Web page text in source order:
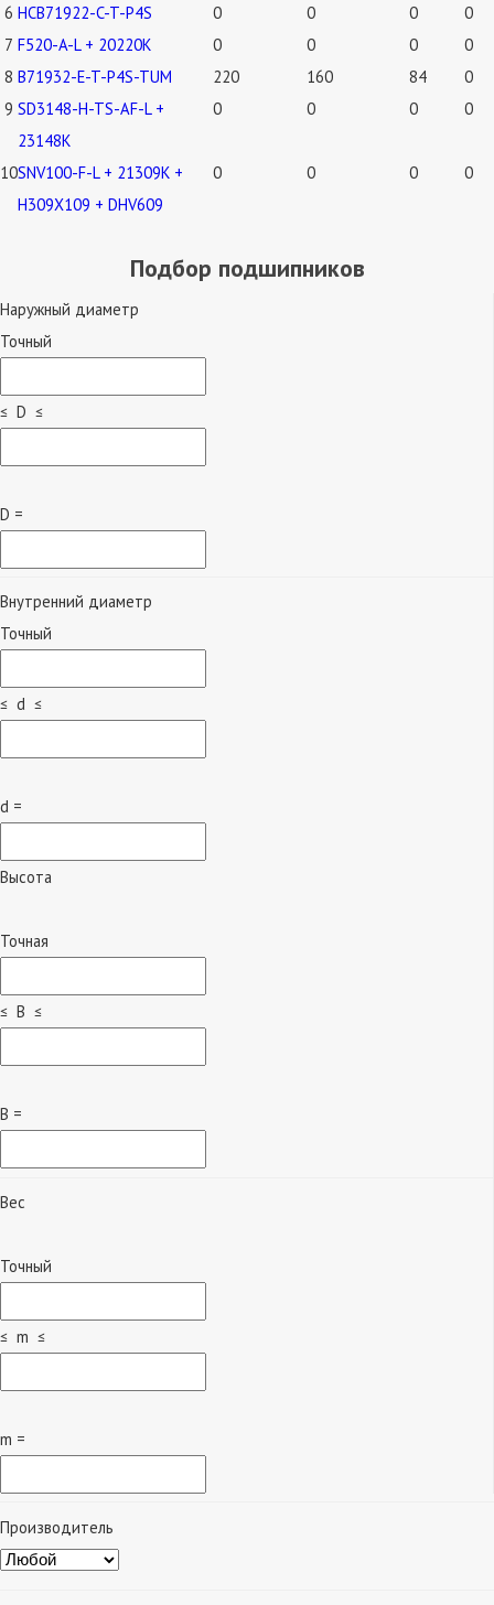
6 HCB71922-C-T-P4S 0 0 0
0
7 F520-A-L + 20220K 0 0 0
0
8 B71932-E-T-P4S-TUM 220 160 84
0
9 SD3148-H-TS-AF-L +
23148K
0 0 0 0
10SNV100-F-L + 21309K +
H309X109 + DHV609
0 0 0 0
Подбор подшипников
Наружный диаметр
Точный
≤ D ≤
D =
Внутренний диаметр
Точный
≤ d ≤
d =
Высота
Точная
≤ B ≤
B =
Вес
Точный
≤ m ≤
m =
Производитель